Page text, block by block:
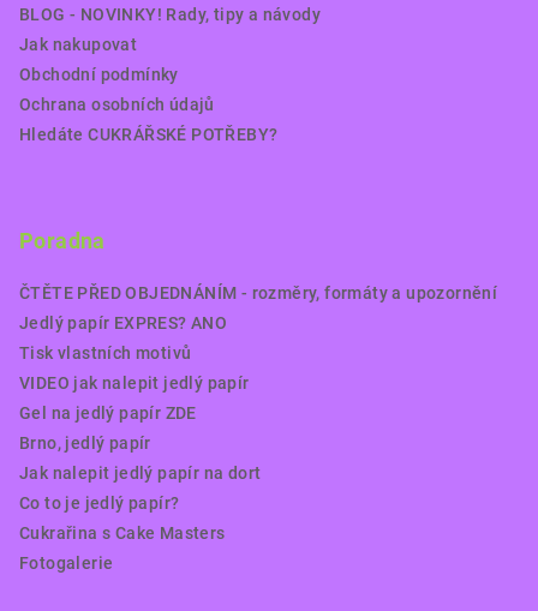
BLOG - NOVINKY! Rady, tipy a návody
Jak nakupovat
Obchodní podmínky
Ochrana osobních údajů
Hledáte CUKRÁŘSKÉ POTŘEBY?
Poradna
ČTĚTE PŘED OBJEDNÁNÍM - rozměry, formáty a upozornění
Jedlý papír EXPRES? ANO
Tisk vlastních motivů
VIDEO jak nalepit jedlý papír
Gel na jedlý papír ZDE
Brno, jedlý papír
Jak nalepit jedlý papír na dort
Co to je jedlý papír?
Cukrařina s Cake Masters
Fotogalerie